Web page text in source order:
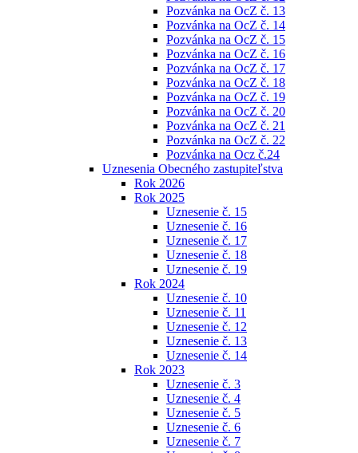
Pozvánka na OcZ č. 13
Pozvánka na OcZ č. 14
Pozvánka na OcZ č. 15
Pozvánka na OcZ č. 16
Pozvánka na OcZ č. 17
Pozvánka na OcZ č. 18
Pozvánka na OcZ č. 19
Pozvánka na OcZ č. 20
Pozvánka na OcZ č. 21
Pozvánka na OcZ č. 22
Pozvánka na Ocz č.24
Uznesenia Obecného zastupiteľstva
Rok 2026
Rok 2025
Uznesenie č. 15
Uznesenie č. 16
Uznesenie č. 17
Uznesenie č. 18
Uznesenie č. 19
Rok 2024
Uznesenie č. 10
Uznesenie č. 11
Uznesenie č. 12
Uznesenie č. 13
Uznesenie č. 14
Rok 2023
Uznesenie č. 3
Uznesenie č. 4
Uznesenie č. 5
Uznesenie č. 6
Uznesenie č. 7